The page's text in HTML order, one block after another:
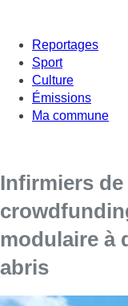
Reportages
Sport
Culture
Émissions
Ma commune
Infirmiers
modulaire à
abris